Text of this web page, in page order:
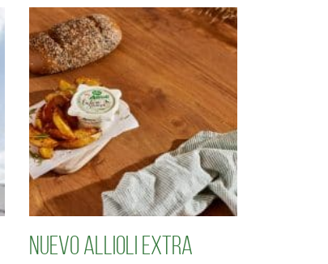
Nuevo Allioli Extra